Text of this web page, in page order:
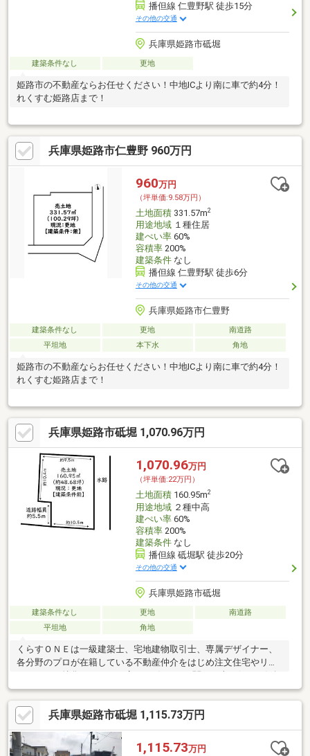
播但線 仁豊野駅 徒歩15分
その他の交通
兵庫県姫路市砥堀
建築条件なし 更地
姫路市の不動産ならお任せください！中地ICより南に車で約4分！
れくすむ姫路店まで！
兵庫県姫路市仁豊野 960万円
960万円
（坪単価:9.58万円）
土地面積331.57m2
用途地域１種住居
建ぺい率60%
容積率200%
建築条件なし
播但線 仁豊野駅 徒歩6分
その他の交通
兵庫県姫路市仁豊野
建築条件なし 更地
南道路
平坦地
本下水 角地
姫路市の不動産ならお任せください！中地ICより南に車で約4分！
れくすむ姫路店まで！
兵庫県姫路市砥堀 1,070.96万円
1,070.96万円
（坪単価:22万円）
土地面積160.95m2
用途地域２種中高
建ぺい率60%
容積率200%
建築条件なし
播但線 砥堀駅 徒歩20分
その他の交通
兵庫県姫路市砥堀
建築条件なし 更地
南道路
平坦地
角地
くらすＯＮＥは一級建築士、宅地建物取引士、専属デザイナー、
各分野のプロが在籍している不動産仲介をはじめ注文住宅やリフ
ォームにも特化しているお店です♪住まいに関する事は何でも気軽
にお問い合わせください。
兵庫県姫路市砥堀 1,115.73万円
1,115.73万円